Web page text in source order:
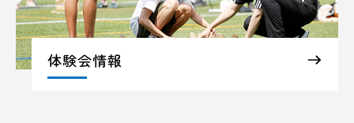
体験会情報